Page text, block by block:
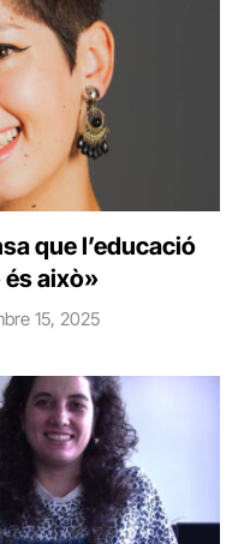
que l’educació
és això»
15, 2025